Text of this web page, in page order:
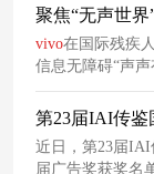
聚焦“无声世界
vivo在国际残疾
信息无障碍“声声
沟通差」。
第23届IAI传鉴
近日，第23届
届广告奖获奖名